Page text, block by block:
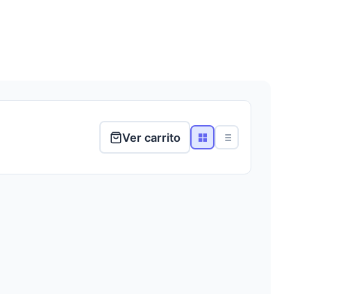
Ver carrito